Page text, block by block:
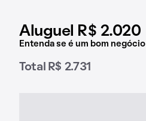
Aluguel R$ 2.020
Entenda se é um bom negócio
Total R$ 2.731